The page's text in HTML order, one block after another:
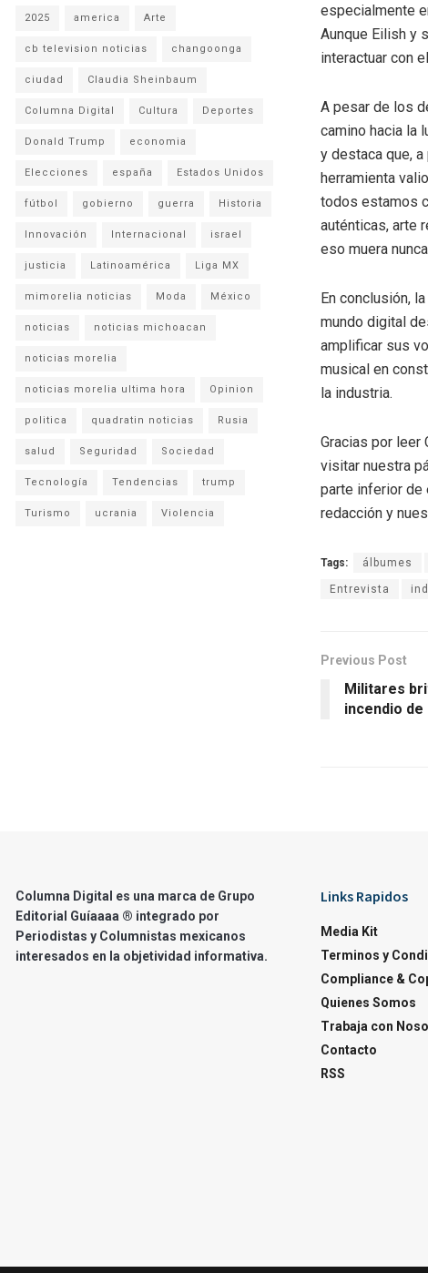
especialmente
Aunque Eilish y
interactuar con
A pesar de los
camino hacia la
y destaca que,
herramienta
todos estamos
auténticas, arte
eso muera
En conclusión,
mundo digital
amplificar sus
musical en
la industria.
Gracias por leer
visitar nuestra
parte inferior de
redacción y
Tags: álbumes
Entrevista
Previous Post
Militares
incendio
2025 america Arte
cb television noticias changoonga
ciudad Claudia Sheinbaum
Columna Digital Cultura Deportes
Donald Trump economia
Elecciones españa Estados Unidos
fútbol gobierno guerra Historia
Innovación Internacional israel
justicia Latinoamérica Liga MX
mimorelia noticias Moda México
noticias noticias michoacan
noticias morelia
noticias morelia ultima hora Opinion
politica quadratin noticias Rusia
salud Seguridad Sociedad
Tecnología Tendencias trump
Turismo ucrania Violencia
Columna Digital es una marca de Grupo
Editorial Guíaaaa ® integrado por
Periodistas y Columnistas mexicanos
interesados en la objetividad informativa.
Links Rapidos
Media Kit
Terminos y
Compliance &
Quienes Somos
Trabaja con
Contacto
RSS